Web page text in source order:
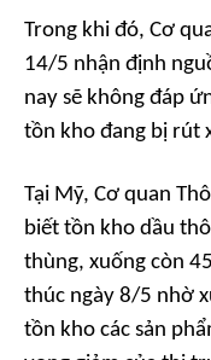
Trong khi đó, Cơ
14/5 nhận định
nay sẽ không đáp
tồn kho đang bị rút
Tại Mỹ, Cơ quan
biết tồn kho dầu
thùng, xuống còn
thúc ngày 8/5 nhờ
tồn kho các sản